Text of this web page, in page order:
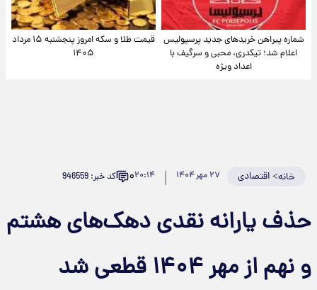
شماره پیراهن خریدهای جدید پرسپولیس
اعلام شد؛ تیکدری، محبی و سرگیف با
اعداد ویژه
قیمت طلا و سکه امروز پنجشنبه ۱۵ مرداد
۱۴۰۵
خانه>اقتصادی ۲۷ مهر ۱۴۰۴ ۲۰:۱۴۰ کد خبر: 946559
حذف یارانه نقدی دهک‌های هشتم
و نهم از مهر ۱۴۰۴ قطعی شد